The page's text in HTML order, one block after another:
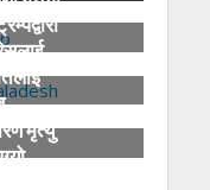
मृत्यु